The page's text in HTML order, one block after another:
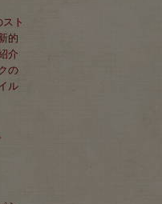
ト
的
介
の
ル